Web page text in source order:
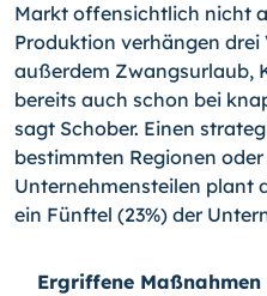
Markt offensichtlich nicht
Produktion verhängen drei
außerdem Zwangsurlaub,
bereits auch schon bei
sagt Schober. Einen
bestimmten Regionen
Unternehmensteilen plant
ein Fünftel (23%) der
Ergriffene